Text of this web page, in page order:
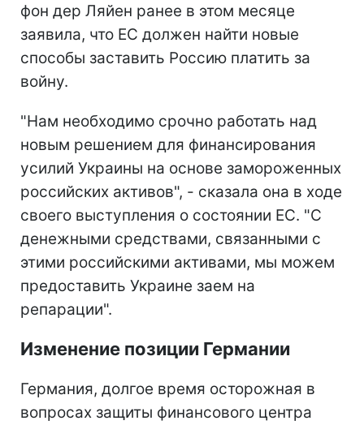
фон дер Ляйен ранее в этом месяце
заявила, что ЕС должен найти новые
способы заставить Россию платить за
войну.
"Нам необходимо срочно работать над
новым решением для финансирования
усилий Украины на основе замороженных
российских активов", - сказала она в ходе
своего выступления о состоянии ЕС. "С
денежными средствами, связанными с
этими российскими активами, мы можем
предоставить Украине заем на
репарации".
Изменение позиции Германии
Германия, долгое время осторожная в
вопросах защиты финансового центра